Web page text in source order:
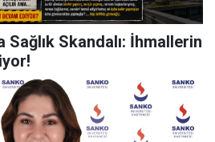
Sağlık Skandalı: İhmallerin